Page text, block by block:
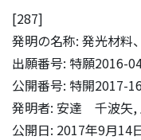
[287]
発明の名称: 発光材料
出願番号: 特願2016-
公開番号: 特開2017-
発明者: 安達 千波
公開日: 2017年9月14